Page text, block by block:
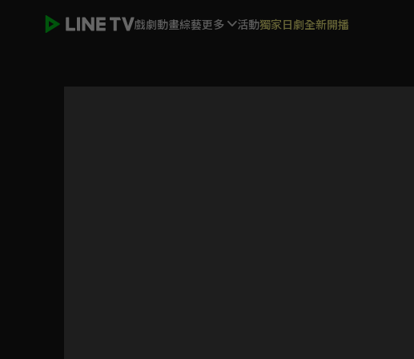
戲劇動畫綜藝更多 活動獨家日劇全新開播